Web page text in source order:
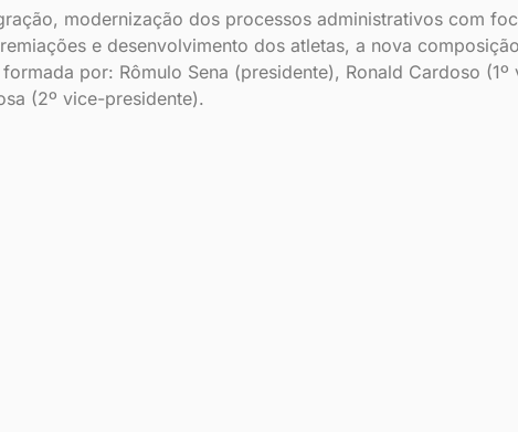
modernização dos processos administrativos com
e desenvolvimento dos atletas, a nova
por: Rômulo Sena (presidente), Ronald Cardoso (1º
(2º vice-presidente).